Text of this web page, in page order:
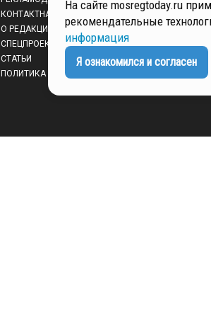
КОНТАКТНАЯ ИНФОРМАЦИЯ
О РЕДАКЦИИ
СПЕЦПРОЕКТЫ
СТАТЬИ
ПОЛИТИКА КОНФИДЕНЦИАЛЬНОСТИ
На сайте mosregtoday.ru
рекомендательные
информация
Я ознакомился и согласен